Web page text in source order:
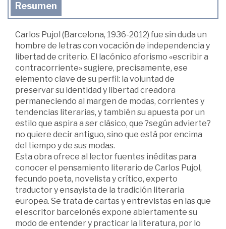
Resumen
Carlos Pujol (Barcelona, 1936-2012) fue sin duda un
hombre de letras con vocación de independencia y
libertad de criterio. El lacónico aforismo «escribir a
contracorriente» sugiere, precisamente, ese
elemento clave de su perfil: la voluntad de
preservar su identidad y libertad creadora
permaneciendo al margen de modas, corrientes y
tendencias literarias, y también su apuesta por un
estilo que aspira a ser clásico, que ?según advierte?
no quiere decir antiguo, sino que está por encima
del tiempo y de sus modas.
Esta obra ofrece al lector fuentes inéditas para
conocer el pensamiento literario de Carlos Pujol,
fecundo poeta, novelista y crítico, experto
traductor y ensayista de la tradición literaria
europea. Se trata de cartas y entrevistas en las que
el escritor barcelonés expone abiertamente su
modo de entender y practicar la literatura, por lo